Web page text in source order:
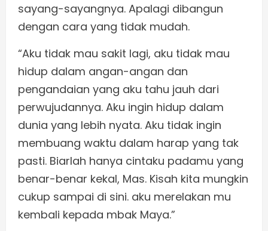
sayang-sayangnya. Apalagi dibangun
dengan cara yang tidak mudah.
“Aku tidak mau sakit lagi, aku tidak mau
hidup dalam angan-angan dan
pengandaian yang aku tahu jauh dari
perwujudannya. Aku ingin hidup dalam
dunia yang lebih nyata. Aku tidak ingin
membuang waktu dalam harap yang tak
pasti. Biarlah hanya cintaku padamu yang
benar-benar kekal, Mas. Kisah kita mungkin
cukup sampai di sini. aku merelakan mu
kembali kepada mbak Maya.”